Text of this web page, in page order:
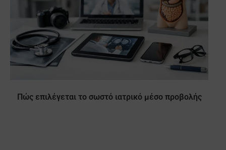
Πώς επιλέγεται το σωστό ιατρικό μέσο προβολής